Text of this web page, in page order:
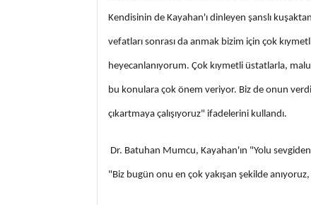
Kendisinin de Kayahan'ı dinleyen şanslı
vefatları sonrası da anmak bizim için çok
heyecanlanıyorum. Çok kıymetli üstatlarla,
bu konulara çok önem veriyor. Biz de onun
çıkartmaya çalışıyoruz" ifadelerini kullandı.
Dr. Batuhan Mumcu, Kayahan'ın "Yolu
"Biz bugün onu en çok yakışan şekilde